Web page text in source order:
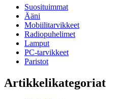
Suosituimmat
Ääni
Mobiilitarvikkeet
Radiopuhelimet
Lamput
PC-tarvikkeet
Paristot
Artikkelikategoriat